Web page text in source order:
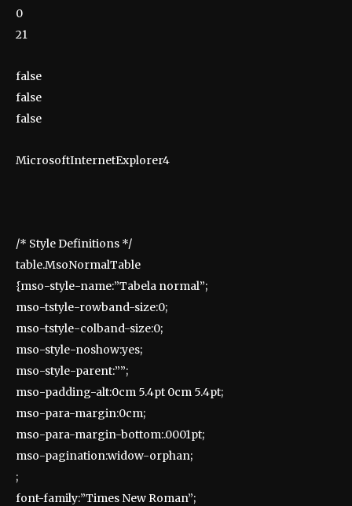
0
21
false
false
false
MicrosoftInternetExplorer4
/* Style Definitions */
table.MsoNormalTable
{mso-style-name:”Tabela normal”;
mso-tstyle-rowband-size:0;
mso-tstyle-colband-size:0;
mso-style-noshow:yes;
mso-style-parent:””;
mso-padding-alt:0cm 5.4pt 0cm 5.4pt;
mso-para-margin:0cm;
mso-para-margin-bottom:.0001pt;
mso-pagination:widow-orphan;
;
font-family:”Times New Roman”;